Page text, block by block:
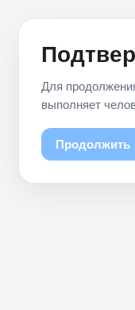
Для
выполняет
Продолжить